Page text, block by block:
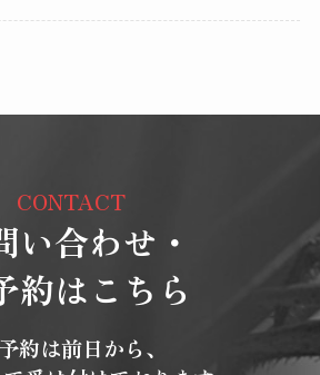
CONTACT
い合わせ・
約はこちら
約は前日から、